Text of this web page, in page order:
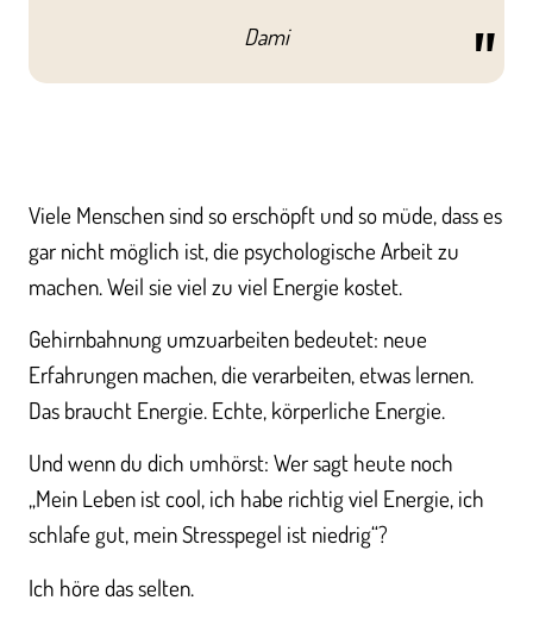
Dami
Viele Menschen sind so erschöpft und so müde, dass es
gar nicht möglich ist, die psychologische Arbeit zu
machen. Weil sie viel zu viel Energie kostet.
Gehirnbahnung umzuarbeiten bedeutet: neue
Erfahrungen machen, die verarbeiten, etwas lernen.
Das braucht Energie. Echte, körperliche Energie.
Und wenn du dich umhörst: Wer sagt heute noch
„Mein Leben ist cool, ich habe richtig viel Energie, ich
schlafe gut, mein Stresspegel ist niedrig“?
Ich höre das selten.